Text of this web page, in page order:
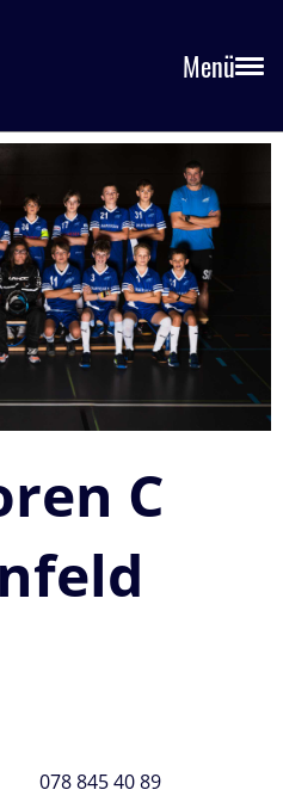
Menü
C
078 845 40 89